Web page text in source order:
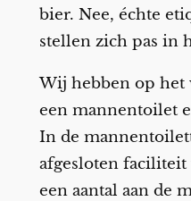
bier. Nee, échte
stellen zich pas in
Wij hebben op het
een mannentoilet
In de
afgesloten faciliteit
een aantal aan de